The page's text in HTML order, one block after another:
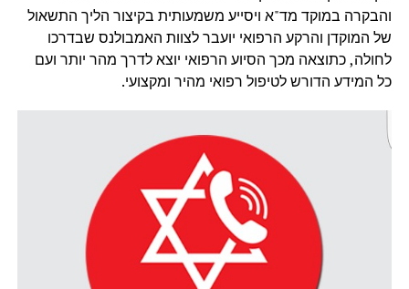
והבקרה במוקד מד"א ויסייע משמעותית בקיצור הליך התשאול
של המוקדן והרקע הרפואי יועבר לצוות האמבולנס שבדרכו
לחולה, כתוצאה מכך הסיוע הרפואי יוצא לדרך מהר יותר ועם
כל המידע הדורש לטיפול רפואי מהיר ומקצועי.